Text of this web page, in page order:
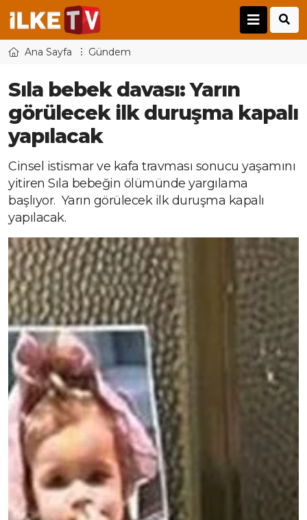
Ana Sayfa Gündem
Sıla bebek davası: Yarın
görülecek ilk duruşma kapalı
yapılacak
Cinsel istismar ve kafa travması sonucu yaşamını
yitiren Sıla bebeğin ölümünde yargılama
başlıyor. Yarın görülecek ilk duruşma kapalı
yapılacak.